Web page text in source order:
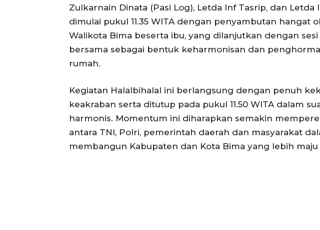
Zulkarnain Dinata (Pasi Log), Letda Inf Tasrip, dan Letda
dimulai pukul 11.35 WITA dengan penyambutan hangat
Walikota Bima beserta ibu, yang dilanjutkan dengan
bersama sebagai bentuk keharmonisan dan
rumah.
Kegiatan Halalbihalal ini berlangsung dengan penuh
keakraban serta ditutup pada pukul 11.50 WITA dalam
harmonis. Momentum ini diharapkan semakin
antara TNI, Polri, pemerintah daerah dan masyarakat
membangun Kabupaten dan Kota Bima yang lebih maju